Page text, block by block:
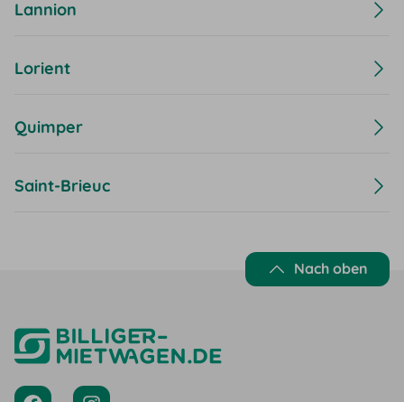
Lannion
Lorient
Quimper
Saint-Brieuc
Nach oben